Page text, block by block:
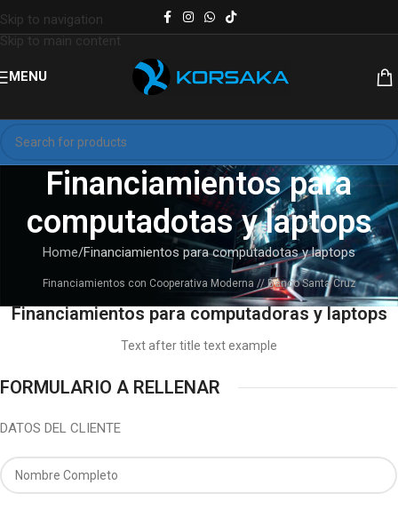
Skip to navigation
Skip to main content
MENU
Financiamientos para
computadotas y laptops
Home Financiamientos para computadotas y laptops
Financiamientos con Cooperativa Moderna // Banco Santa Cruz
Financiamientos para computadoras y laptops
Text after title text example
FORMULARIO A RELLENAR
DATOS DEL CLIENTE